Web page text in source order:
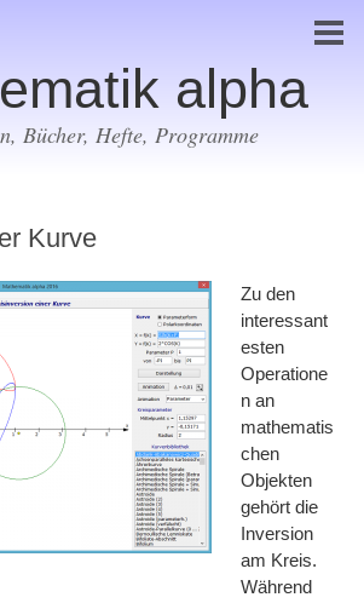
alpha
Bücher, Hefte, Programme
Kurve
Zu den
interessant
esten
Operatione
n an
mathematis
chen
Objekten
gehört die
Inversion
am Kreis.
Während